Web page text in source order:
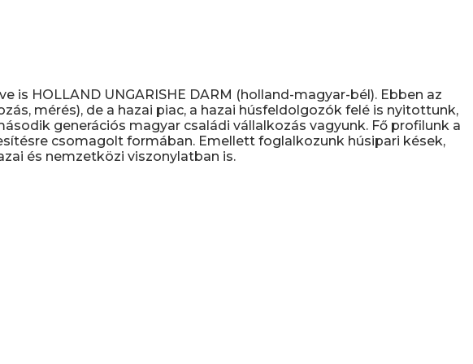
HOLLAND UNGARISHE DARM (holland-magyar-bél). Ebben az
mérés), de a hazai piac, a hazai húsfeldolgozók felé is nyitottunk,
generációs magyar családi vállalkozás vagyunk. Fő profilunk a
csomagolt formában. Emellett foglalkozunk húsipari kések,
és nemzetközi viszonylatban is.